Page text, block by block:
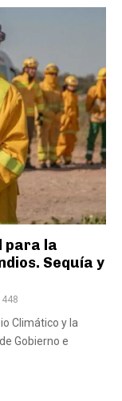
para la
Sequía y
448
Climático y la
Gobierno e